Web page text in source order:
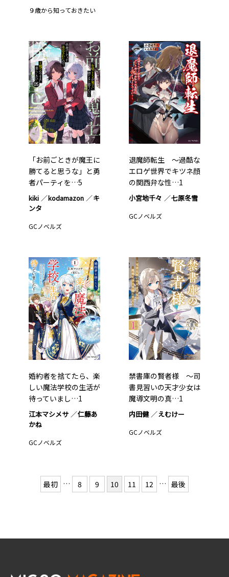
９歳から知っておきたい
「お前ごときが魔王に
勝てると思うな」と勇
者パーティを…5
kiki kodamazon
キ
ンタ
GCノベルズ
退魔師転生 ～過酷な
エロゲ世界でキツネ顔
の関西弁な性…1
小宮地千々 七原冬雪
GCノベルズ
婚約者を捨てたら、楽
しい魔法学校の生活が
待っていまし…1
江本マシメサ
仁藤あ
かね
GCノベルズ
禁書庫の賢者様 ～司
書見習いの天才少女は
魔導文明の真…1
内田健 えむけー
GCノベルズ
最初 … 8 9 10 11 12 … 最後